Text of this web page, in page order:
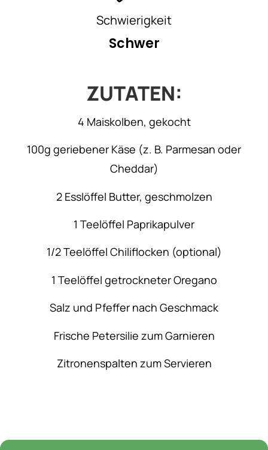
Schwierigkeit
Schwer
ZUTATEN:
4 Maiskolben, gekocht
100g geriebener Käse (z. B. Parmesan oder
Cheddar)
2 Esslöffel Butter, geschmolzen
1 Teelöffel Paprikapulver
1/2 Teelöffel Chiliflocken (optional)
1 Teelöffel getrockneter Oregano
Salz und Pfeffer nach Geschmack
Frische Petersilie zum Garnieren
Zitronenspalten zum Servieren